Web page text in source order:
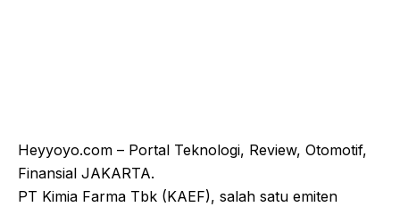
Heyyoyo.com – Portal Teknologi, Review, Otomotif,
Finansial JAKARTA.
PT Kimia Farma Tbk (KAEF), salah satu emiten